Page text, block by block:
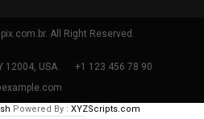
All Right Reserved.
12004, USA.
+1 123 456 78 90
Powered By : XYZScripts.com